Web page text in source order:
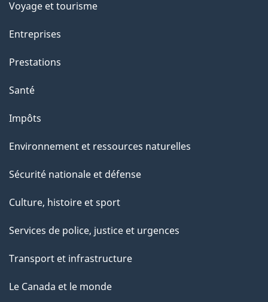
Voyage et tourisme
Entreprises
Prestations
Santé
Impôts
Environnement et ressources naturelles
Sécurité nationale et défense
Culture, histoire et sport
Services de police, justice et urgences
Transport et infrastructure
Le Canada et le monde